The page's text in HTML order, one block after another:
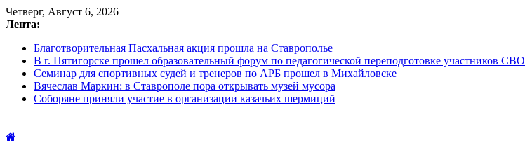
Четверг, Август 6, 2026
Лента:
Благотворительная Пасхальная акция прошла на Ставрополье
В г. Пятигорске прошел образовательный форум по педагогической переподготовке участников СВО
Семинар для спортивных судей и тренеров по АРБ прошел в Михайловске
Вячеслав Маркин: в Ставрополе пора открывать музей мусора
Соборяне приняли участие в организации казачьих шермиций